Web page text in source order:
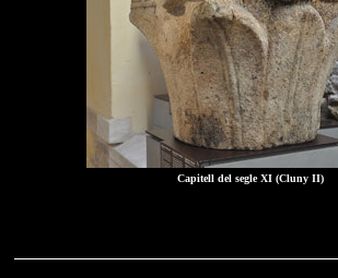
Capitell del segle XI (Cluny II)